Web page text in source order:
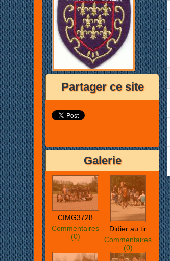
Partager ce site
Galerie
CIMG3728
Commentaires
(0)
Didier au tir
Commentaires
(0)